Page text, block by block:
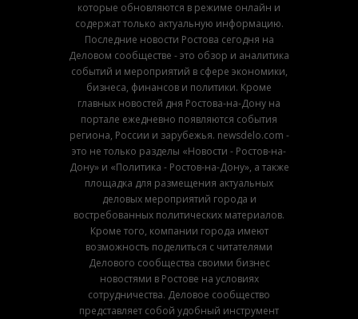
которые обновляются в режиме онлайн и
содержат только актуальную информацию.
Последние новости Ростова сегодня на
Деловом сообществе - это обзор и аналитика
событий и мероприятий в сфере экономики,
бизнеса, финансов и политики. Кроме
главных новостей дня Ростова-на-Дону на
портале ежедневно появляются события
региона, России и зарубежья. newsdelo.com -
это не только разделы «Новости - Ростов-на-
Дону» и «Политика - Ростов-на-Дону», а также
площадка для размещения актуальных
деловых мероприятий города и
востребованных политических материалов.
Кроме того, компании города имеют
возможность поделиться с читателями
Делового сообщества своими бизнес
новостями в Ростове на условиях
сотрудничества. Деловое сообщество
представляет собой удобный инструмент